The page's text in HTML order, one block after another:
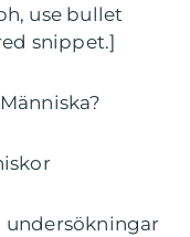
use bullet
snippet.]
undersökningar